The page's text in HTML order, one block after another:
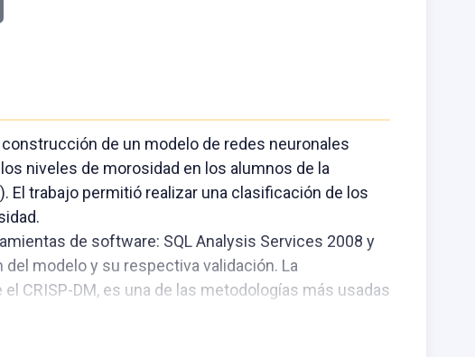
de un modelo de redes neuronales
niveles de morosidad en los alumnos de la
El trabajo permitió realizar una clasificación de los
de software: SQL Analysis Services 2008 y
del modelo y su respectiva validación. La
CRISP-DM, es una de las metodologías más usadas
backpropagation nos ha permitió distinguir las